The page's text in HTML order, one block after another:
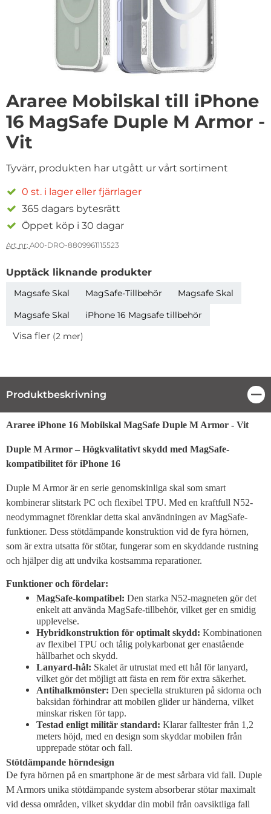
Araree Mobilskal till iPhone
16 MagSafe Duple M Armor -
Vit
Tyvärr, produkten har utgått ur vårt sortiment
0 st. i lager eller fjärrlager
365 dagars bytesrätt
Öppet köp i 30 dagar
Art nr: A00-DRO-8809961115523
Upptäck liknande produkter
Magsafe Skal MagSafe-Tillbehör
Magsafe Skal
Magsafe Skal
iPhone 16 Magsafe tillbehör
Visa fler (2 mer)
Produktbeskrivning
Produktbeskrivning
Araree iPhone 16 Mobilskal MagSafe Duple M Armor - Vit
Duple M Armor – Högkvalitativt skydd med MagSafe-
kompatibilitet för iPhone 16
Duple M Armor är en serie genomskinliga skal som smart
kombinerar slitstark PC och flexibel TPU. Med en kraftfull N52-
neodymmagnet förenklar detta skal användningen av MagSafe-
funktioner. Dess stötdämpande konstruktion vid de fyra hörnen,
som är extra utsatta för stötar, fungerar som en skyddande rustning
och hjälper dig att undvika kostsamma reparationer.
Funktioner och fördelar:
MagSafe-kompatibel: Den starka N52-magneten gör det
enkelt att använda MagSafe-tillbehör, vilket ger en smidig
upplevelse.
Hybridkonstruktion för optimalt skydd: Kombinationen
av flexibel TPU och tålig polykarbonat ger enastående
hållbarhet och skydd.
Lanyard-hål: Skalet är utrustat med ett hål för lanyard,
vilket gör det möjligt att fästa en rem för extra säkerhet.
Antihalkmönster: Den speciella strukturen på sidorna och
baksidan förhindrar att mobilen glider ur händerna, vilket
minskar risken för tapp.
Testad enligt militär standard: Klarar falltester från 1,2
meters höjd, med en design som skyddar mobilen från
upprepade stötar och fall.
Stötdämpande hörndesign
De fyra hörnen på en smartphone är de mest sårbara vid fall. Duple
M Armors unika stötdämpande system absorberar stötar maximalt
vid dessa områden, vilket skyddar din mobil från oavsiktliga fall